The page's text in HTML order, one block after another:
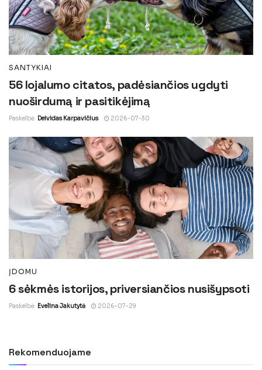
SANTYKIAI
56 lojalumo citatos, padėsiančios ugdyti
nuoširdumą ir pasitikėjimą
Paskelbė Deividas Karpavičius 2026-07-30
ĮDOMU
6 sėkmės istorijos, priversiančios nusišypsoti
Paskelbė Evelina Jakutytė 2026-07-29
Rekomenduojame